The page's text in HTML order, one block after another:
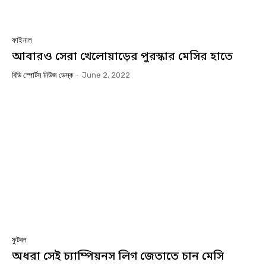
ফাইনাল
আবারও সেরা খেলোয়াড়ের পুরস্কার মেসির হাতে
বিডি স্পোর্টস নিউজ ডেস্ক - June 2, 2022
ফুটবল
অধরা সেই চ্যাম্পিয়নস লিগ জেতাতে চান মেসি